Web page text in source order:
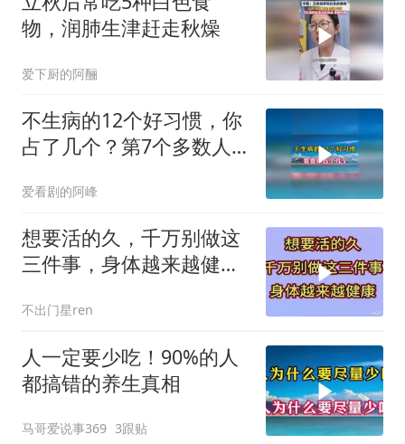
物，润肺生津赶走秋燥
爱下厨的阿酾
不生病的12个好习惯，你
占了几个？第7个多数人
爱看剧的阿峰
想要活的久，千万别做这
三件事，身体越来越健康
不出门星ren
人一定要少吃！90%的人
都搞错的养生真相
马哥爱说事369 3跟贴